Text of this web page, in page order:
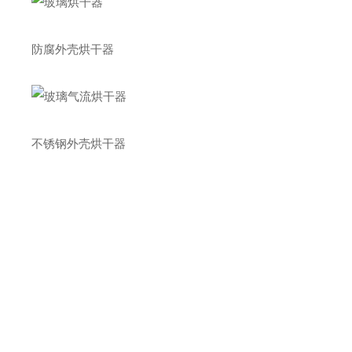
防腐外壳烘干器
不锈钢外壳烘干器